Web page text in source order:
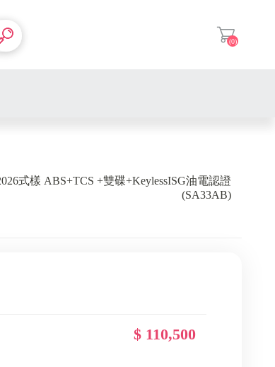
(0)
式樣 ABS+TCS +雙碟+KeylessISG油電認證
(SA33AB)
$ 110,500